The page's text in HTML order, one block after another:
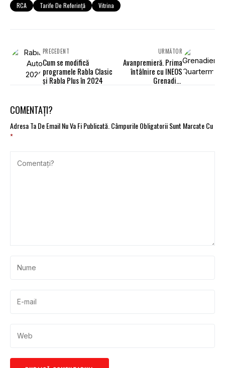
RCA Tarife De Referință Vitrina
PRECEDENT
Cum se modifică
programele Rabla Clasic
și Rabla Plus în 2024
URMĂTOR
Avanpremieră. Prima
întâlnire cu INEOS
Grenadier
COMENTAȚI?
Adresa Ta De Email Nu Va Fi Publicată.Câmpurile Obligatorii Sunt Marcate Cu
*